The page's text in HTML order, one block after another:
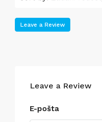
Leave a Review
Leave a Review
E-pošta